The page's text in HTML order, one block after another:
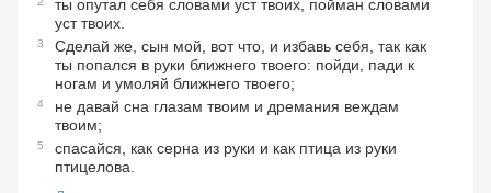
ты опутал себя словами уст твоих, пойман словами
уст твоих.
3
Сделай же, сын мой, вот что, и избавь себя, так как
ты попался в руки ближнего твоего: пойди, пади к
ногам и умоляй ближнего твоего;
4
не давай сна глазам твоим и дремания веждам
твоим;
5
спасайся, как серна из руки и как птица из руки
птицелова.